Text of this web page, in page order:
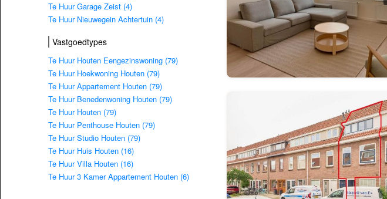
Te Huur Garage Zeist (4)
Te Huur Nieuwegein Achtertuin (4)
Vastgoedtypes
Te Huur Houten Eengezinswoning (79)
Te Huur Hoekwoning Houten (79)
Te Huur Appartement Houten (79)
Te Huur Benedenwoning Houten (79)
Te Huur Houten (79)
Te Huur Penthouse Houten (79)
Te Huur Studio Houten (79)
Te Huur Huis Houten (16)
Te Huur Villa Houten (16)
Te Huur 3 Kamer Appartement Houten (6)